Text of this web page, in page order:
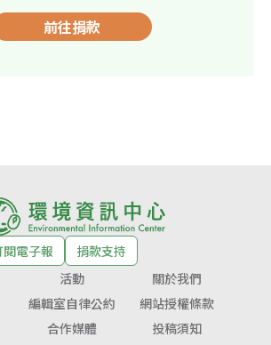
前往捐款
閱電子報
捐款支持
活動
關於我們
編輯室自律公約
網站授權條款
合作媒體
投稿須知